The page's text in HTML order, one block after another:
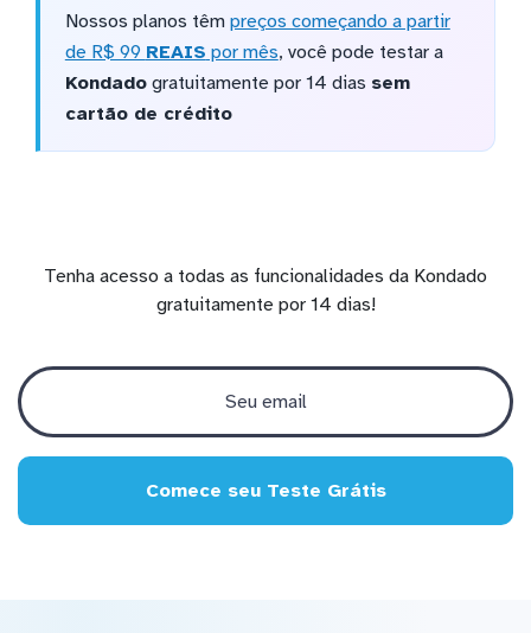
Nossos planos têm preços começando a partir
de R$ 99 REAIS por mês, você pode testar a
Kondadogratuitamente por 14 dias sem
cartão de crédito
Tenha acesso a todas as funcionalidades da Kondado
gratuitamente por 14 dias!
Comece seu Teste Grátis